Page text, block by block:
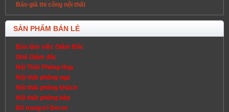
Báo giá thi công nội thất
SẢN PHẨM BÁN LẺ
Bàn làm việc Giám Đốc
Ghế Giám đốc
Nội Thất Phòng Họp
Nội thất phòng ngủ
Nội thất phòng khách
Nội thất phòng bếp
Đồ trang trí Decor